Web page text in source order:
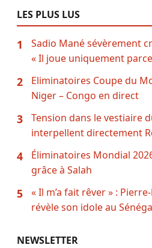
LES PLUS LUS
1
Sadio Mané sévèrement
« Il joue uniquement
2
Eliminatoires Coupe du
Niger – Congo en direct
3
Tension dans le vestiaire
interpellent directement
4
Éliminatoires Mondial
grâce à Salah
5
« Il m’a fait rêver » :
révèle son idole au
NEWSLETTER